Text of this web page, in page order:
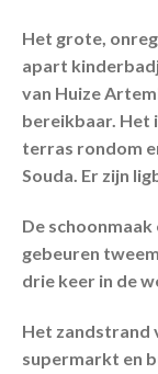
Het grote,
apart
van Huize
bereikbaar. Het
terras rondom
Souda. Er zijn
De
gebeuren
drie keer in de
Het zandstrand
supermarkt en